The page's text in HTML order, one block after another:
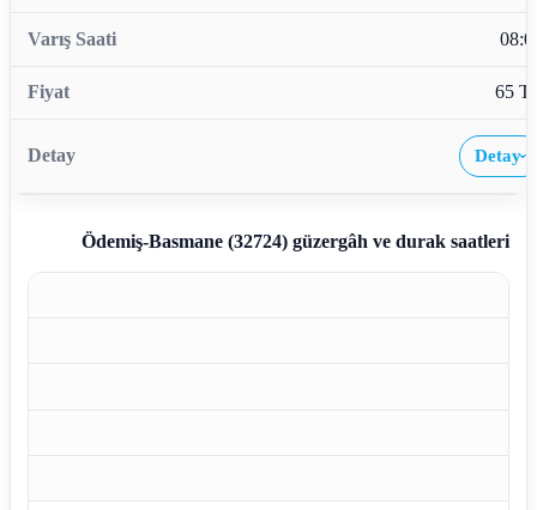
65
Detay›
Ödemiş-Basmane (32724)güzergâh ve durak saatleri